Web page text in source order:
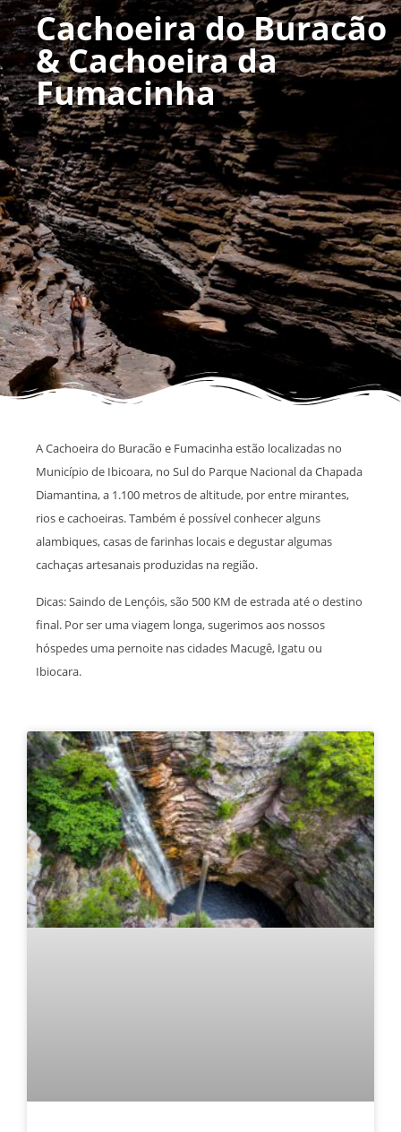
Cachoeira do Buracão
& Cachoeira da
Fumacinha
A Cachoeira do Buracão e Fumacinha estão localizadas no
Município de Ibicoara, no Sul do Parque Nacional da Chapada
Diamantina, a 1.100 metros de altitude, por entre mirantes,
rios e cachoeiras. Também é possível conhecer alguns
alambiques, casas de farinhas locais e degustar algumas
cachaças artesanais produzidas na região.
Dicas: Saindo de Lençóis, são 500 KM de estrada até o destino
final. Por ser uma viagem longa, sugerimos aos nossos
hóspedes uma pernoite nas cidades Macugê, Igatu ou
Ibiocara.